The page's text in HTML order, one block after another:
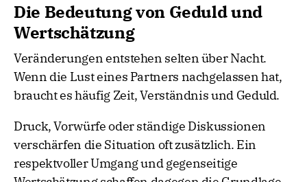
Die Bedeutung von Geduld und
Wertschätzung
Veränderungen entstehen selten über Nacht.
Wenn die Lust eines Partners nachgelassen hat,
braucht es häufig Zeit, Verständnis und Geduld.
Druck, Vorwürfe oder ständige Diskussionen
verschärfen die Situation oft zusätzlich. Ein
respektvoller Umgang und gegenseitige